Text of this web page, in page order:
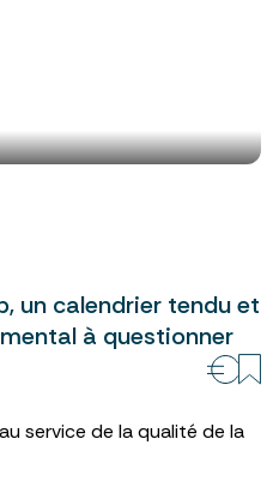
un calendrier tendu et
à questionner